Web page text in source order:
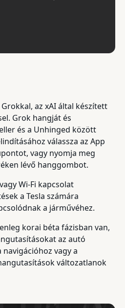
az xAI által készített
Grok hangját és
és a Unhinged között
válassza az App
vagy nyomja meg
lévő hanggombot.
Wi-Fi kapcsolat
a Tesla számára
a járművéhez.
korai béta fázisban van,
az autó
navigációhoz vagy a
változatlanok